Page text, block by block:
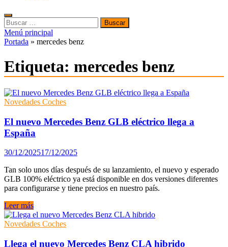
Buscar:
Menú principal
Portada » mercedes benz
Etiqueta: mercedes benz
Novedades Coches
El nuevo Mercedes Benz GLB eléctrico llega a
España
30/12/202517/12/2025
Tan solo unos días después de su lanzamiento, el nuevo y esperado
GLB 100% eléctrico ya está disponible en dos versiones diferentes
para configurarse y tiene precios en nuestro país.
El
nuevo
Mercedes
GLB
Leer más
Novedades Coches
Llega el nuevo Mercedes Benz CLA hibrido